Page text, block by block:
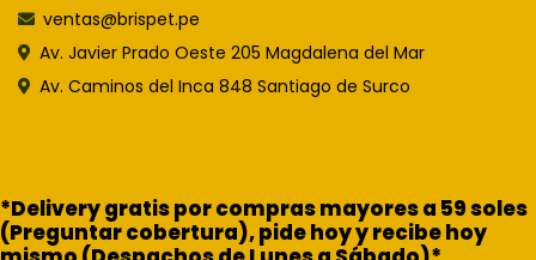
ventas@brispet.pe
Av. Javier Prado Oeste 205 Magdalena del Mar
Av. Caminos del Inca 848 Santiago de Surco
*Delivery gratis por compras mayores a 59 soles
(Preguntar cobertura), pide hoy y recibe hoy